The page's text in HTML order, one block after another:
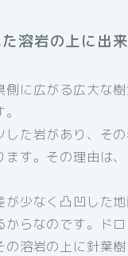
溶岩の上に出
に広がる広大な
た岩があり、そ
す。その理由は
少なく凸凹した
らなのです。ド
溶岩の上に針葉